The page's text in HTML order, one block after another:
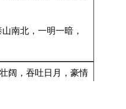
南北，一明一暗，
阔，吞吐日月，豪情